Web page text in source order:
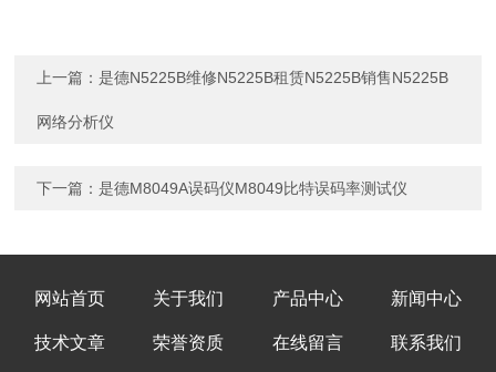
上一篇：是德N5225B维修N5225B租赁N5225B销售N5225B
网络分析仪
下一篇：是德M8049A误码仪M8049比特误码率测试仪
网站首页 关于我们 产品中心 新闻中心
技术文章 荣誉资质 在线留言 联系我们